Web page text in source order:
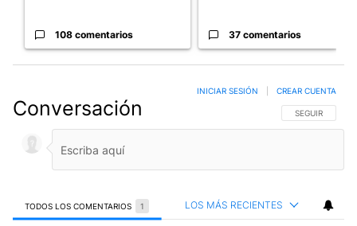
108 comentarios 37 comentarios
Conversación SIGA ESTA
SEGUIR
INICIAR SESIÓN CREAR CUENTA
TODOS LOS COMENTARIOS 1 LOS MÁS RECIENTES